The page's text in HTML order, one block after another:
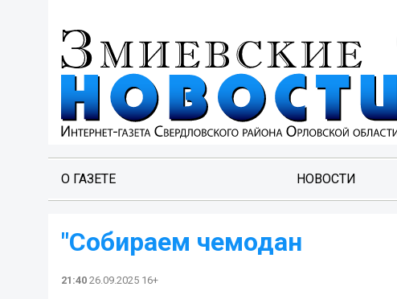
О ГАЗЕТЕ НОВОСТИ
"Собираем чемодан
21:40 26.09.2025 16+